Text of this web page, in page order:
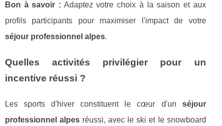
Bon à savoir : Adaptez votre choix à la saison et aux
profils participants pour maximiser l'impact de votre
séjour professionnel alpes.
Quelles activités privilégier pour un
incentive réussi ?
Les sports d'hiver constituent le cœur d'un séjour
professionnel alpes réussi, avec le ski et le snowboard